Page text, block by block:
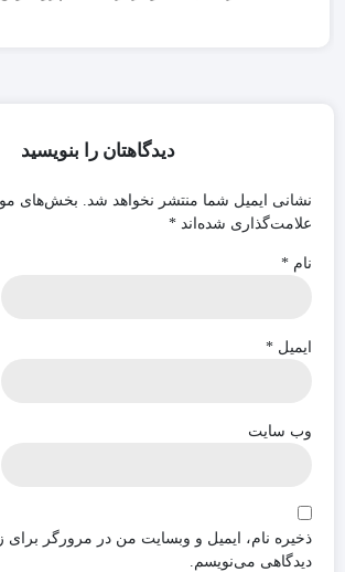
دیدگاهتان را بنویسید
نشانی ایمیل شما منتشر نخواهد شد. بخش‌های
علامت‌گذاری شده‌اند *
نام *
ایمیل *
وب‌ سایت
ذخیره نام، ایمیل و وبسایت من در مرورگر برای
دیدگاهی می‌نویسم.